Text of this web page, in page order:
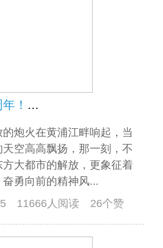
庆祝上海解放75周年！点击阅读《那些难忘的“早上海”》电子书！
炮火在黄浦江畔响起，当
空高高飘扬，那一刻，不
大都市的解放，更象征着
勇向前的精神风...
11666人阅读 26个赞